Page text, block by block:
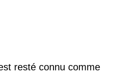
resté connu comme